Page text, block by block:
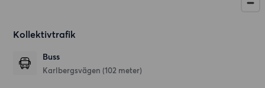
Kollektivtrafik
Buss
Karlbergsvägen (102 meter)